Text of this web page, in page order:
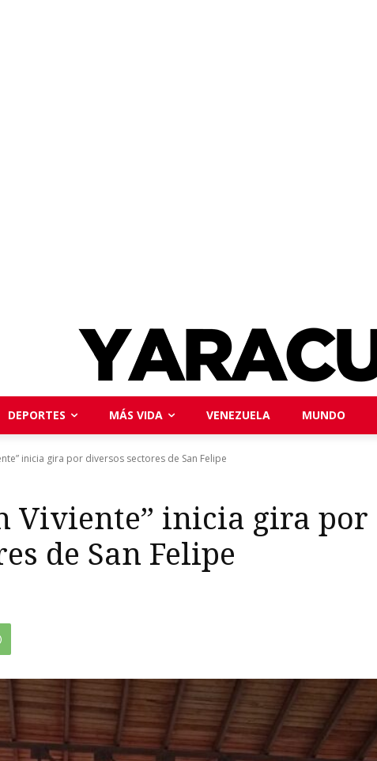
DEPORTES MÁS VIDA VENEZUELA MUNDO
inicia gira por diversos sectores de San Felipe
Viviente” inicia gira por
de San Felipe